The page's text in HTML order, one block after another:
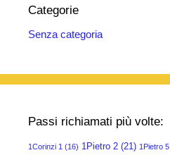
Categorie
Senza categoria
Passi richiamati più volte:
1Corinzi 1 (16) 1Pietro 2 (21) 1Pietro 5